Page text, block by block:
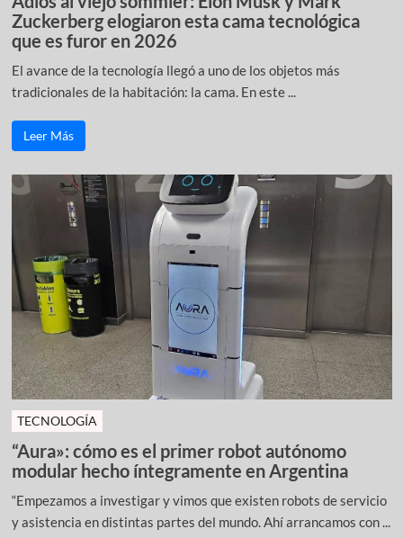
Zuckerberg elogiaron esta cama tecnológica
que es furor en 2026
El avance de la tecnología llegó a uno de los objetos más
tradicionales de la habitación: la cama. En este ...
Leer Más
TECNOLOGÍA
“Aura»: cómo es el primer robot autónomo
modular hecho íntegramente en Argentina
“Empezamos a investigar y vimos que existen robots de servicio
y asistencia en distintas partes del mundo. Ahí arrancamos con ...